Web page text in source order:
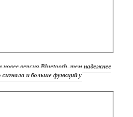
новее версия Bluetooth, тем надежнее
и больше функций у